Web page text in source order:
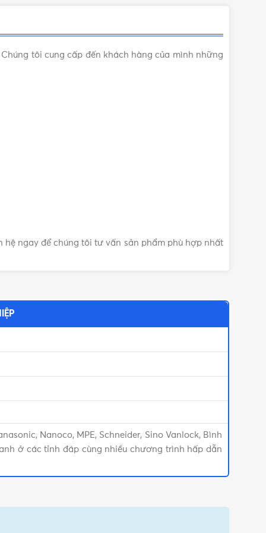
tôi cung cấp đến khách hàng của mình những
ngay để chúng tôi tư vấn sản phẩm phù hợp nhất
Nanoco, MPE, Schneider, Sino Vanlock, Bình
ở các tỉnh đáp cùng nhiều chương trình hấp dẫn